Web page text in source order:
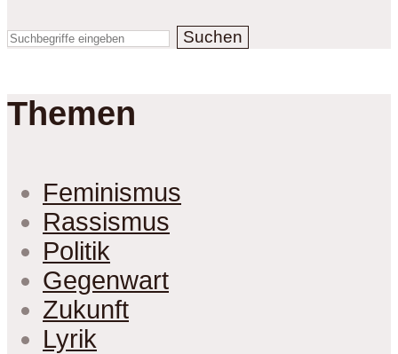
Suchen
Themen
Feminismus
Rassismus
Politik
Gegenwart
Zukunft
Lyrik